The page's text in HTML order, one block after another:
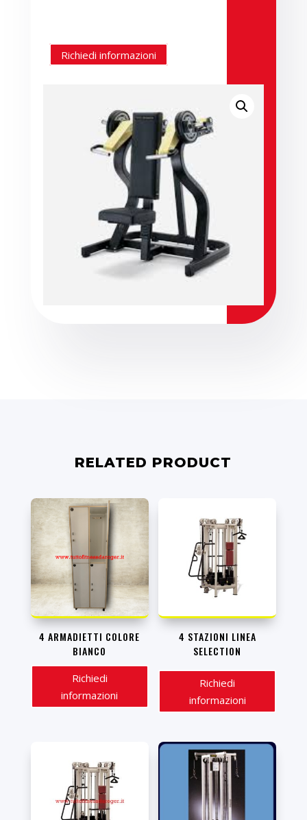
Richiedi informazioni
RELATED PRODUCT
4 ARMADIETTI COLORE
BIANCO
Richiedi
informazioni
4 STAZIONI LINEA
SELECTION
Richiedi
informazioni